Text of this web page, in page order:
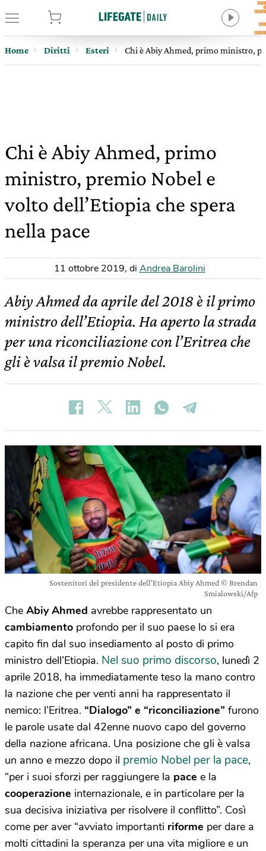
Home Diritti Esteri Chi è Abiy Ahmed, primo ministro,
Chi è Abiy Ahmed, primo
ministro, premio Nobel e
volto dell’Etiopia che spera
nella pace
11 ottobre 2019, di Andrea Barolini
Abiy Ahmed da aprile del 2018 è il primo
ministro dell’Etiopia. Ha aperto la strada
per una riconciliazione con l’Eritrea che
gli è valsa il premio Nobel.
Sostenitori del presidente dell'Etiopia Abiy Ahmed © Brendan
Smialowski/Afp
Che Abiy Ahmed avrebbe rappresentato un
cambiamento profondo per il suo paese lo si era
capito fin dal suo insediamento al posto di primo
ministro dell’Etiopia. Nel suo primo discorso, lunedì 2
aprile 2018, ha immediatamente teso la mano contro
la nazione che per venti anni ha rappresentato il
nemico: l’Eritrea. “Dialogo” e “riconciliazione” furono
le parole usate dal 42enne nuovo capo del governo
della nazione africana. Una posizione che gli è valsa
un anno e mezzo dopo il premio Nobel per la pace,
“per i suoi sforzi per raggiungere la pace e la
cooperazione internazionale, e in particolare per la
sua decisiva iniziativa per risolvere il conflitto”. Così
come per aver “avviato importanti riforme per dare a
molti cittadini la speranza per una vita migliore e un